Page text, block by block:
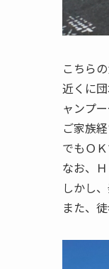
こちら
近くに
ャンプ
ご家族
でもＯＫ
なお、
しかし
また、